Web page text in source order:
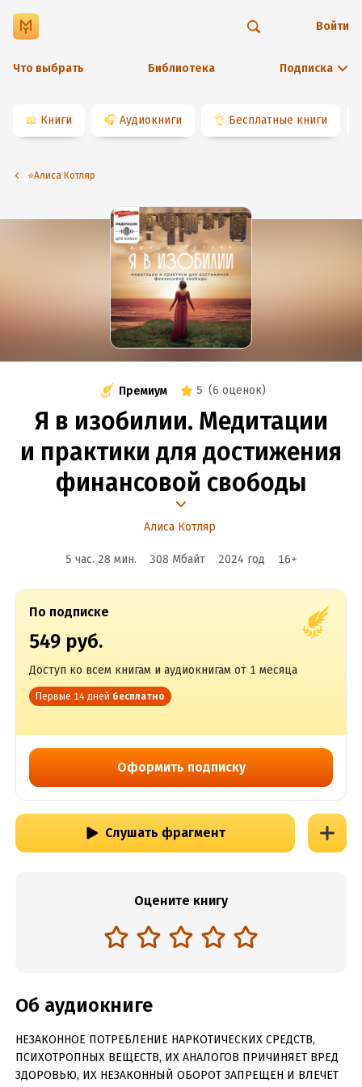
Что выбрать Библиотека Подписка
Войти
📖 Книги 🎧 Аудиокниги 👌 Бесплатные книги
⭐️Алиса Котляр
Премиум 5 (6 оценок)
Я в изобилии. Медитации
и практики для достижения
финансовой свободы
Алиса Котляр
5 час. 28 мин. 308 Мбайт 2024 год 16+
По подписке
549 руб.
Доступ ко всем книгам и аудиокнигам от 1 месяца
Первые 14 дней бесплатно
Оформить подписку
Слушать фрагмент
Оцените книгу
Об аудиокниге
НЕЗАКОННОЕ ПОТРЕБЛЕНИЕ НАРКОТИЧЕСКИХ СРЕДСТВ,
ПСИХОТРОПНЫХ ВЕЩЕСТВ, ИХ АНАЛОГОВ ПРИЧИНЯЕТ ВРЕД
ЗДОРОВЬЮ, ИХ НЕЗАКОННЫЙ ОБОРОТ ЗАПРЕЩЕН И ВЛЕЧЕТ